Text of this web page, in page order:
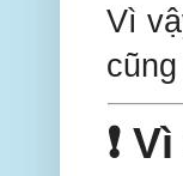
Vì
❗